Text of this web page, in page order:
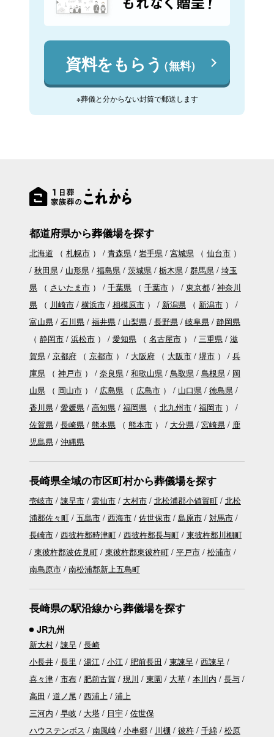
資料をもらう（無料）
※葬儀と分からない封筒で郵送します
都道府県から葬儀場を探す
北海道 （ 札幌市） 青森県 岩手県 宮城県（ 仙台市）
秋田県
山形県 福島県 茨城県 栃木県 群馬県
埼玉
県（ さいたま市） 千葉県（ 千葉市） 東京都
神奈川
県（ 川崎市 横浜市 相模原市） 新潟県（ 新潟市）
富山県
石川県 福井県 山梨県 長野県 岐阜県
静岡県
（ 静岡市 浜松市） 愛知県（ 名古屋市） 三重県
滋
賀県
京都府（ 京都市） 大阪府（ 大阪市 堺市）
兵
庫県（ 神戸市） 奈良県 和歌山県 鳥取県 島根県
岡
山県（ 岡山市） 広島県（ 広島市） 山口県
徳島県
香川県
愛媛県 高知県 福岡県（ 北九州市 福岡市）
佐賀県
長崎県 熊本県（ 熊本市） 大分県 宮崎県
鹿
児島県
沖縄県
長崎県全域の市区町村から葬儀場を探す
壱岐市 諫早市 雲仙市 大村市 北松浦郡小値賀町
北松
浦郡佐々町
五島市 西海市 佐世保市 島原市
対馬市
長崎市
西彼杵郡時津町 西彼杵郡長与町
東彼杵郡川棚町
東彼杵郡波佐見町
東彼杵郡東彼杵町 平戸市
松浦市
南島原市
南松浦郡新上五島町
長崎県の駅沿線から葬儀場を探す
JR九州
新大村 諫早
長崎
小長井
長里 湯江 小江 肥前長田 東諫早
西諫早
喜々津
市布 肥前古賀 現川 東園 大草 本川内
長与
高田
道ノ尾 西浦上
浦上
三河内
早岐 大塔 日宇
佐世保
ハウステンボス
南風崎 小串郷 川棚 彼杵 千綿
松原